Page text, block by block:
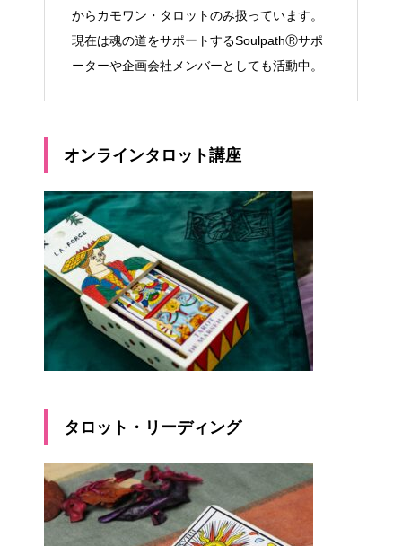
からカモワン・タロットのみ扱っています。
現在は魂の道をサポートするSoulpathⓇサポ
ーターや企画会社メンバーとしても活動中。
オンラインタロット講座
タロット・リーディング